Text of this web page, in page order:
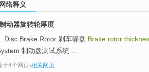
网络释义
制动器旋转轮厚度
... Disc Brake Rotor 刹车碟盘 Brake rotor
制动盘测试系统 ...
于4个网页-相关网页